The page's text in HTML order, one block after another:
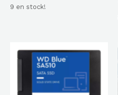
con
9 en stock!